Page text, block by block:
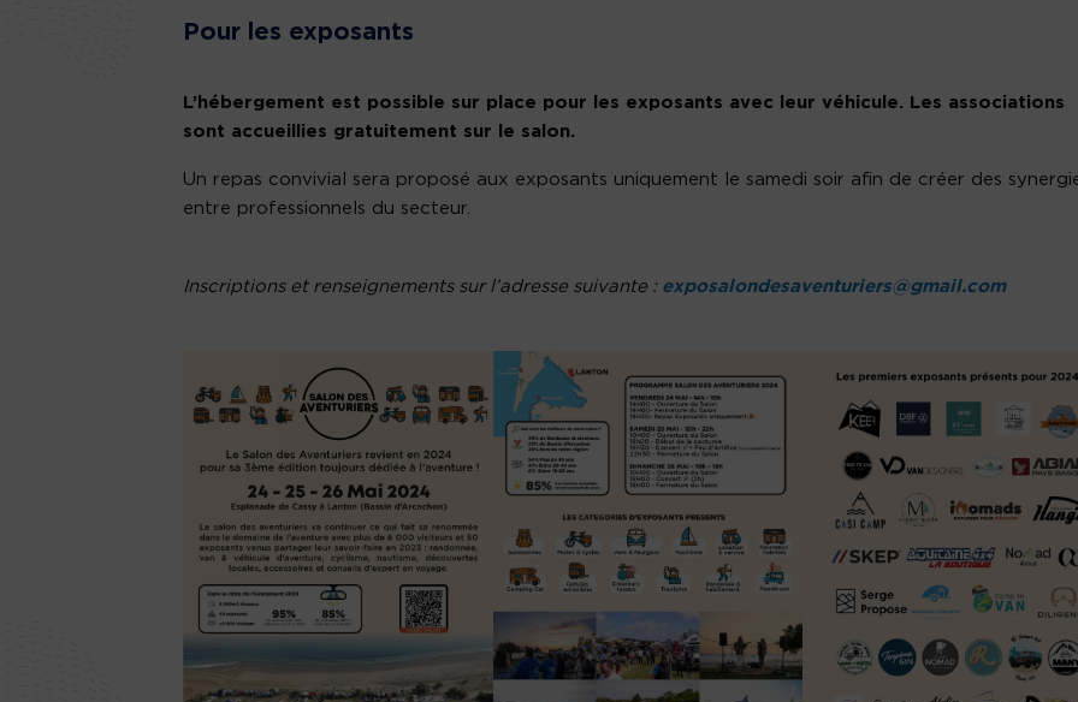
Pour les exposants
L’hébergement est possible sur place pour les exposants avec leur véhicule. Les associations
sont accueillies gratuitement sur le salon.
Un repas convivial sera proposé aux exposants uniquement le samedi soir afin de créer des
entre professionnels du secteur.
Inscriptions et renseignements sur l’adresse suivante : exposalondesaventuriers@gmail.com